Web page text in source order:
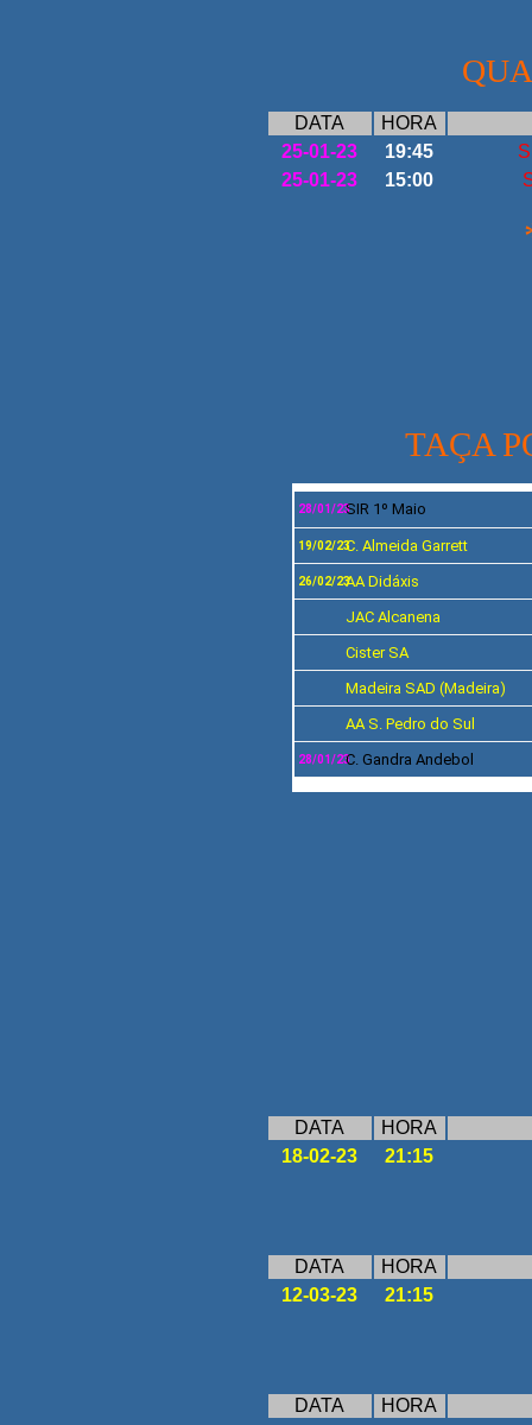
DATA
HORA
25-01-23
19:45
25-01-23
15:00
TAÇA
28/01/23SIR 1º Maio
19/02/23C. Almeida Garrett
26/02/23AA Didáxis
JAC Alcanena
Cister SA
Madeira SAD (Madeira)
AA S. Pedro do Sul
28/01/23C. Gandra Andebol
DATA
HORA
18-02-23
21:15
DATA
HORA
12-03-23
21:15
DATA
HORA